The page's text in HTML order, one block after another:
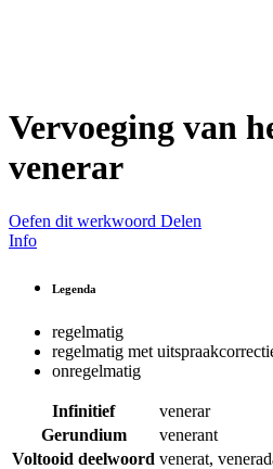
Vervoeging van
venerar
Oefen dit werkwoord Delen
Info
Legenda
regelmatig
regelmatig met
onregelmatig
Infinitief
venerar
Gerundium
venerant
Voltooid deelwoord venerat,